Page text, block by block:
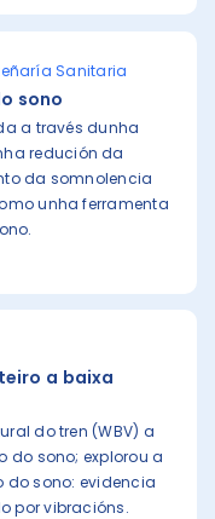
Sanitaria
sono
a través dunha
redución da
da somnolencia
unha ferramenta
a baixa
do tren (WBV) a
do sono; explorou a
do sono: evidencia
por vibracións.